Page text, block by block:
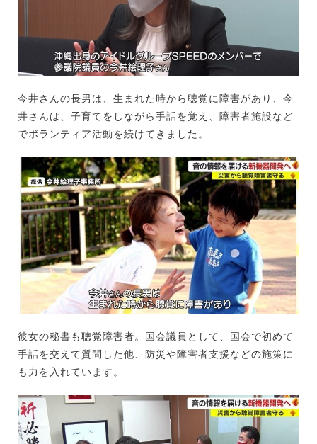
今井さんの長男は、生まれた時から聴覚に障害があり、今
井さんは、子育てをしながら手話を覚え、障害者施設など
でボランティア活動を続けてきました。
彼女の秘書も聴覚障害者。国会議員として、国会で初めて
手話を交えて質問した他、防災や障害者支援などの施策に
も力を入れています。